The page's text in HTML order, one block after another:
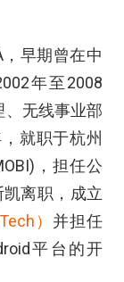
早期曾在中
年至2008
、无线事业部
就职于杭州
，担任公
离职，成立
） 并担任
平台的开